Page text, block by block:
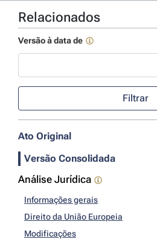
Relacionados
Versão à data de
Use a tecla de seta para baixo para
Filtrar
Ato Original
Versão Consolidada
Análise Jurídica
Informações gerais
Direito da União Europeia
Modificações